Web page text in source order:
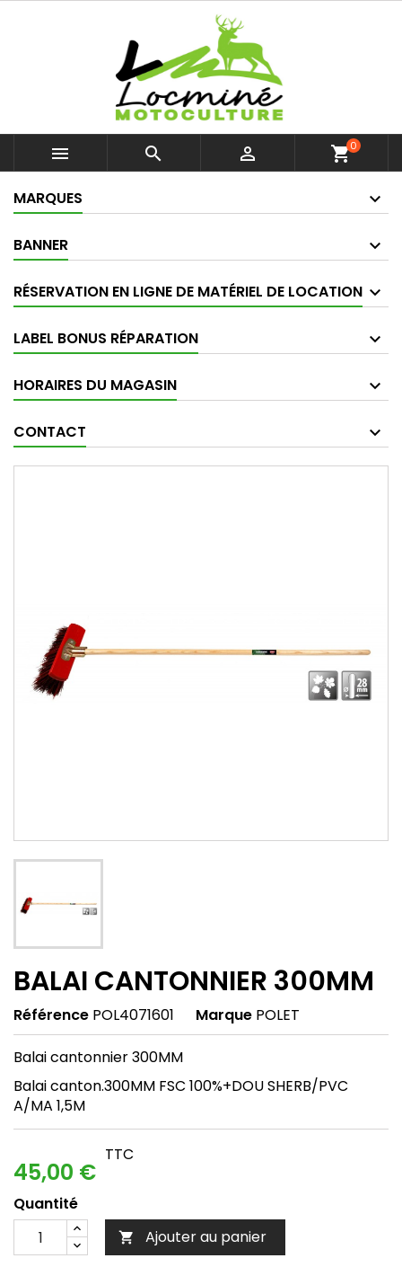
   shopping_cart0
MARQUES
BANNER
RÉSERVATION EN LIGNE DE MATÉRIEL DE LOCATION
LABEL BONUS RÉPARATION
HORAIRES DU MAGASIN
CONTACT
BALAI CANTONNIER 300MM
Référence POL4071601 Marque POLET
Balai cantonnier 300MM
Balai canton.300MM FSC 100%+DOU SHERB/PVC
A/MA 1,5M
45,00 €
TTC
Quantité
 Ajouter au panier